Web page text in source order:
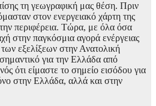
τη γεωγραφική μας θέση. Πριν
στον ενεργειακό χάρτη της
περιφέρεια. Τώρα, με όλα όσα
στην παγκόσμια αγορά ενέργειας
εξελίξεων στην Ανατολική
για την Ελλάδα από
ότι είμαστε το σημείο εισόδου για
στην Ελλάδα, αλλά και στην